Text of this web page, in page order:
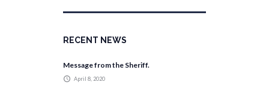
RECENT NEWS
Message from the Sheriff.
April 8, 2020